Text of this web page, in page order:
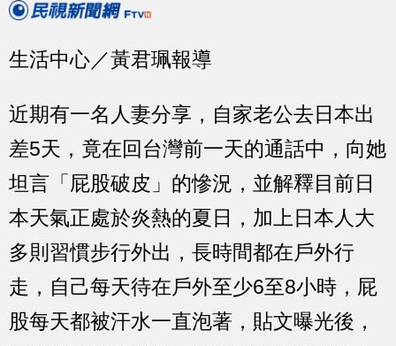
生活中心／黃君珮報導
近期有一名人妻分享，自家老公去日本出
差5天，竟在回台灣前一天的通話中，向她
坦言「屁股破皮」的慘況，並解釋目前日
本天氣正處於炎熱的夏日，加上日本人大
多則習慣步行外出，長時間都在戶外行
走，自己每天待在戶外至少6至8小時，屁
股每天都被汗水一直泡著，貼文曝光後，